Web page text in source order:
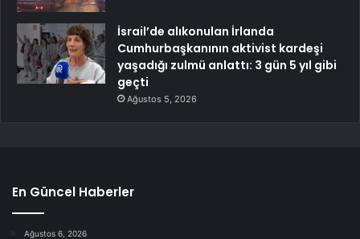
İsrail’de alıkonulan İrlanda
Cumhurbaşkanının aktivist kardeşi
yaşadığı zulmü anlattı: 3 gün 5 yıl gibi
geçti
Ağustos 5, 2026
En Güncel Haberler
Ağustos 6, 2026